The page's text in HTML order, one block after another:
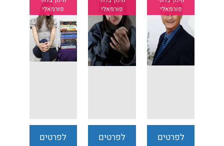
פורמאלי
לפרטים
פורמאלי
לפרטים
פורמאלי
לפרטים